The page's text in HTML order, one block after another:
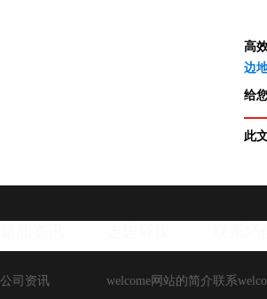
高
边
给
此
公司资讯 welcome网站的简介联系